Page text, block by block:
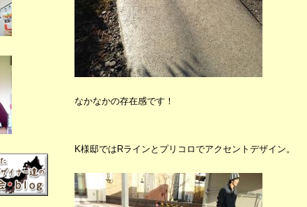
なかなかの存在感です！
K様邸ではRラインとプリコロでアクセントデザイン。